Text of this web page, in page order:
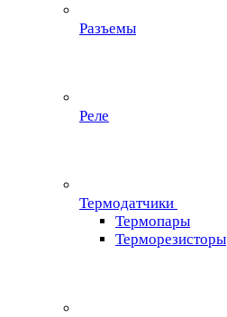
Разъемы
Реле
Термодатчики
Термопары
Терморезисторы